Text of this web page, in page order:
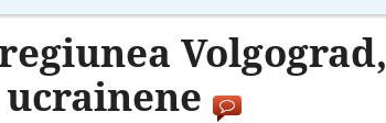
Volgograd,